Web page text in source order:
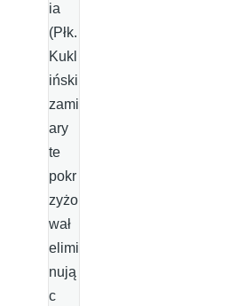
ia
(Płk.
Kukl
iński
zami
ary
te
pokr
zyżo
wał
elimi
nują
c